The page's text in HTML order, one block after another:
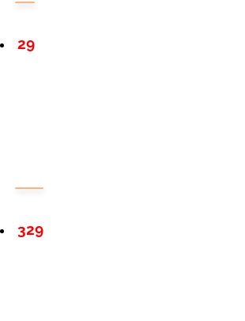
29
329